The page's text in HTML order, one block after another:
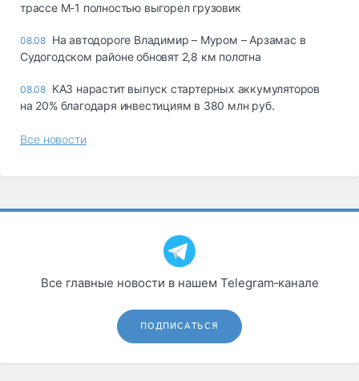
трассе М-1 полностью выгорел грузовик
08.08 На автодороге Владимир – Муром – Арзамас в
Судогодском районе обновят 2,8 км полотна
08.08 КАЗ нарастит выпуск стартерных аккумуляторов
на 20% благодаря инвестициям в 380 млн руб.
Все новости
Все главные новости в нашем Telegram‑канале
ПОДПИСАТЬСЯ